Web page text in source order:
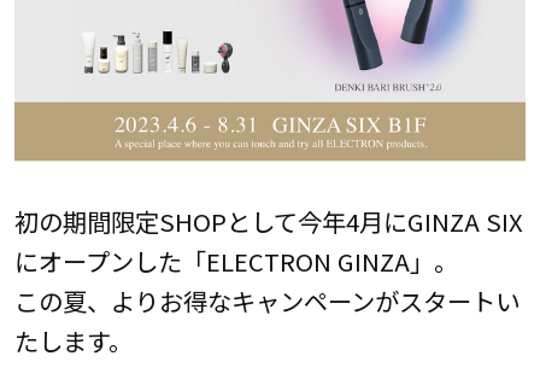
初の期間限定SHOPとして今年4月にGINZA SIX
にオープンした「ELECTRON GINZA」。
この夏、よりお得なキャンペーンがスタートい
たします。